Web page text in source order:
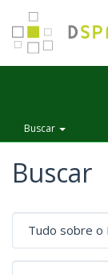
Buscar
Buscar